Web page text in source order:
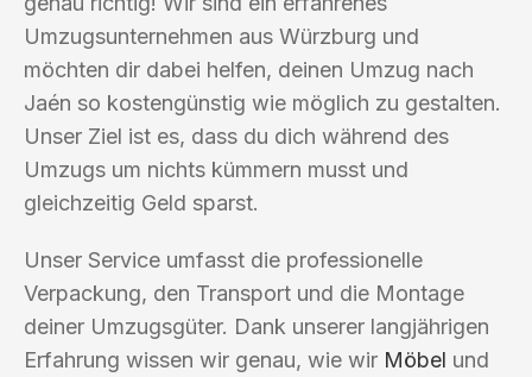
Umzugsunternehmen aus Würzburg und
möchten dir dabei helfen, deinen Umzug nach
Jaén so kostengünstig wie möglich zu gestalten.
Unser Ziel ist es, dass du dich während des
Umzugs um nichts kümmern musst und
gleichzeitig Geld sparst.
Unser Service umfasst die professionelle
Verpackung, den Transport und die Montage
deiner Umzugsgüter. Dank unserer langjährigen
Erfahrung wissen wir genau, wie wir Möbel und